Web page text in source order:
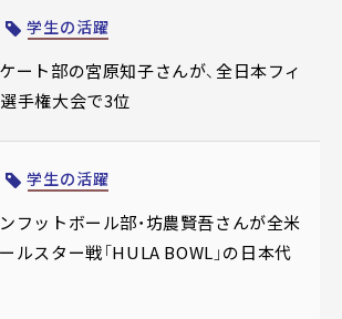
学生の活躍
ート部の宮原知子さんが、全日本フィ
手権大会で3位
学生の活躍
フットボール部・坊農賢吾さんが全米
ルスター戦「HULA BOWL」の日本代